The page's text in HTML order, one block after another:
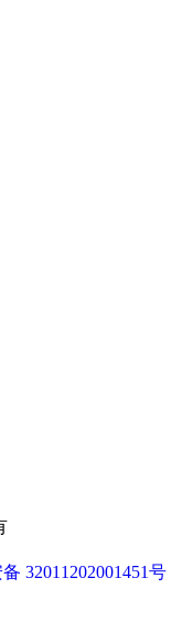
32011202001451号